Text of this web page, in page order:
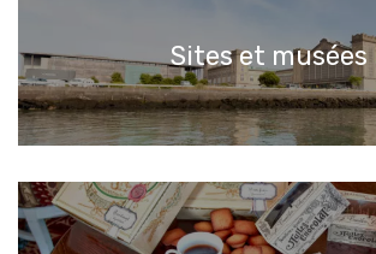
Sites et musées